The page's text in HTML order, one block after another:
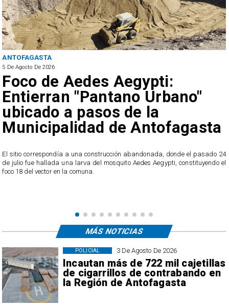
ANTOFAGASTA
5 De Agosto De 2026
Foco de Aedes Aegypti:
Entierran "Pantano Urbano"
ubicado a pasos de la
Municipalidad de Antofagasta
El sitio correspondía a una construcción abandonada, donde el pasado 24
de julio fue hallada una larva del mosquito Aedes Aegypti, constituyendo el
foco 18 del vector en la comuna.
3 De Agosto De 2026
Incautan más de 722 mil cajetillas
de cigarrillos de contrabando en
la Región de Antofagasta
POLICIAL
MÁS NOTICIAS